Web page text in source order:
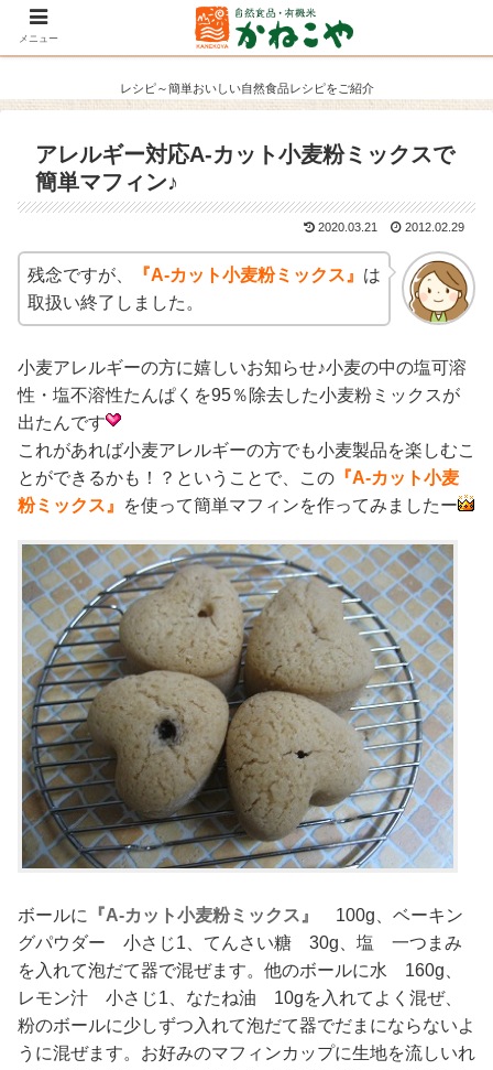
レシピ～簡単おいしい自然食品レシピをご紹介
アレルギー対応A-カット小麦粉ミックスで
簡単マフィン♪
2020.03.21 2012.02.29
残念ですが、 『A-カット小麦粉ミックス』 は
取扱い終了しました。
小麦アレルギーの方に嬉しいお知らせ♪小麦の中の塩可溶
性・塩不溶性たんぱくを95％除去した小麦粉ミックスが
出たんです
これがあれば小麦アレルギーの方でも小麦製品を楽しむこ
とができるかも！？ということで、この 『A-カット小麦
粉ミックス』
を使って簡単マフィンを作ってみましたー
ボールに 『A-カット小麦粉ミックス』
100g、ベーキン
グパウダー 小さじ1、てんさい糖 30g、塩 一つまみ
を入れて泡だて器で混ぜます。他のボールに水 160g、
レモン汁 小さじ1、なたね油 10gを入れてよく混ぜ、
粉のボールに少しずつ入れて泡だて器でだまにならないよ
うに混ぜます。お好みのマフィンカップに生地を流しいれ
メニュー